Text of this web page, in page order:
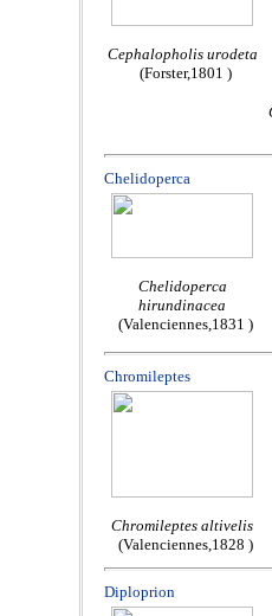
Cephalopholis urodeta
(Forster,1801 )
Chelidoperca
Chelidoperca
hirundinacea
(Valenciennes,1831 )
Chromileptes
Chromileptes altivelis
(Valenciennes,1828 )
Diploprion